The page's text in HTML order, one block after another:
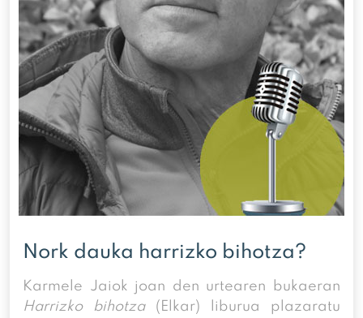
Nork dauka harrizko bihotza?
Karmele Jaiok joan den urtearen bukaeran
Harrizko bihotza(Elkar) liburua plazaratu